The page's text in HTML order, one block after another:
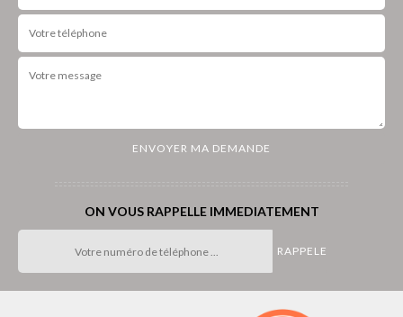
ON VOUS RAPPELLE IMMEDIATEMENT